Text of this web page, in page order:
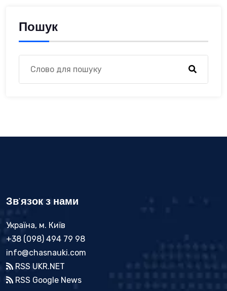
Пошук
Зв'язок з нами
Україна, м. Київ
+38 (098) 494 79 98
info@chasnauki.com
RSS UKR.NET
RSS Google News